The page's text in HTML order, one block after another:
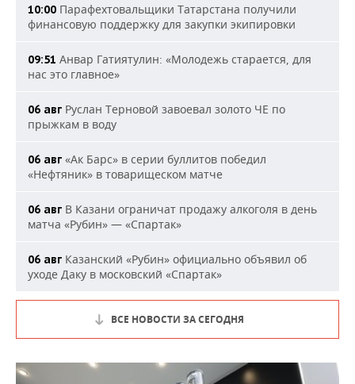
10:00 Парафехтовальщики Татарстана получили
финансовую поддержку для закупки экипировки
09:51 Анвар Гатиятулин: «Молодежь старается, для
нас это главное»
06 авг Руслан Терновой завоевал золото ЧЕ по
прыжкам в воду
06 авг «Ак Барс» в серии буллитов победил
«Нефтяник» в товарищеском матче
06 авг В Казани ограничат продажу алкоголя в день
матча «Рубин» — «Спартак»
06 авг Казанский «Рубин» официально объявил об
уходе Даку в московский «Спартак»
ВСЕ НОВОСТИ ЗА СЕГОДНЯ